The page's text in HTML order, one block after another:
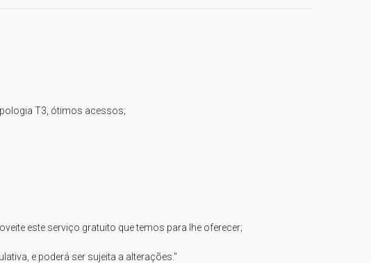
T3, ótimos acessos;
este serviço gratuito que temos para lhe oferecer;
e poderá ser sujeita a alterações."